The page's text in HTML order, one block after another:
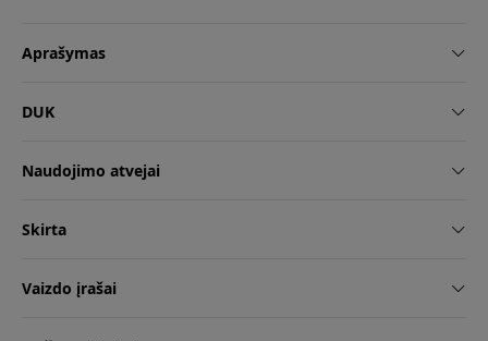
Aprašymas
DUK
Naudojimo atvejai
Skirta
Vaizdo įrašai